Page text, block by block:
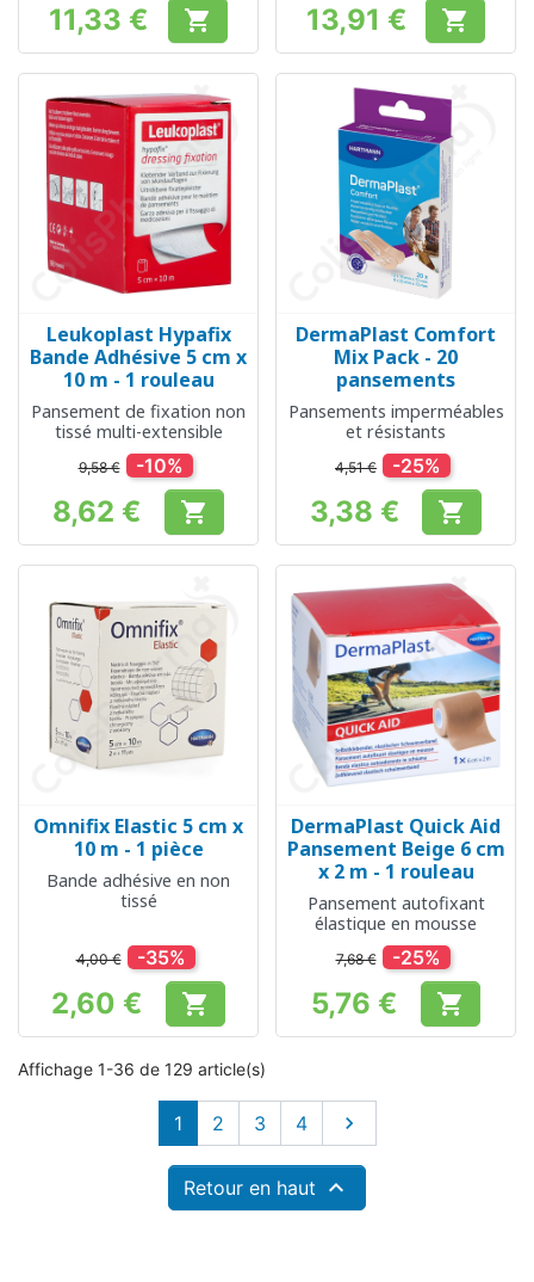
Prix
11,33 €  Prix
13,91 € 
Leukoplast Hypafix
Bande Adhésive 5 cm x
10 m - 1 rouleau
Pansement de fixation non
tissé multi-extensible
9,58 € -10%
Prix
8,62 € 
DermaPlast Comfort
Mix Pack - 20
pansements
Pansements imperméables
et résistants
4,51 € -25%
Prix
3,38 € 
Omnifix Elastic 5 cm x
10 m - 1 pièce
Bande adhésive en non
tissé
4,00 € -35%
Prix
2,60 € 
DermaPlast Quick Aid
Pansement Beige 6 cm
x 2 m - 1 rouleau
Pansement autofixant
élastique en mousse
7,68 € -25%
Prix
5,76 € 
Affichage 1-36 de 129 article(s)
1 2 3 4 Suivant

Retour en haut 